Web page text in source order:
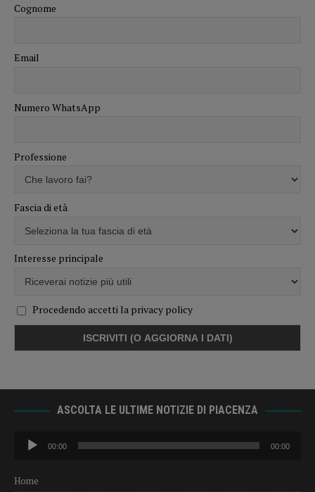
Cognome
Email
Numero WhatsApp
Professione
Fascia di età
Interesse principale
Procedendo accetti la privacy policy
ASCOLTA LE ULTIME NOTIZIE DI PIACENZA
Audio
Player
00:00 00:00
Home